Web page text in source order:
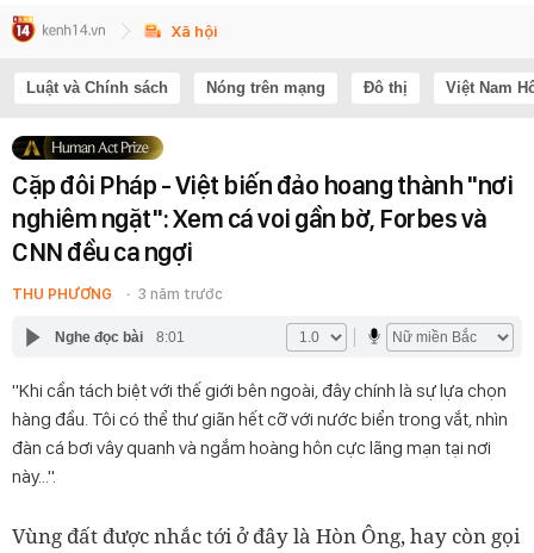
Xã hội
Luật và Chính sách Nóng trên mạng Đô thị Việt Nam
Cặp đôi Pháp - Việt biến đảo hoang thành ''nơi
nghiêm ngặt'': Xem cá voi gần bờ, Forbes và
CNN đều ca ngợi
THU PHƯƠNG 3 năm trước
Nghe đọc bài 8:01
''Khi cần tách biệt với thế giới bên ngoài, đây chính là sự lựa chọn
hàng đầu. Tôi có thể thư giãn hết cỡ với nước biển trong vắt, nhìn
đàn cá bơi vây quanh và ngắm hoàng hôn cực lãng mạn tại nơi
này…''.
Vùng đất được nhắc tới ở đây là Hòn Ông, hay còn gọi